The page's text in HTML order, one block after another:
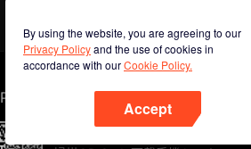
By using the website, you are agreeing to our
Privacy Policyand the use of cookies in
accordance with ourCookie Policy.
Accept
Phone